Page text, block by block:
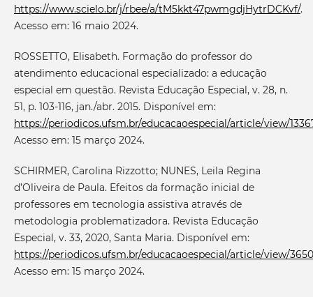
https://www.scielo.br/j/rbee/a/tM5kkt47pwmgdjHytrDCKvf/.
Acesso em: 16 maio 2024.
ROSSETTO, Elisabeth. Formação do professor do
atendimento educacional especializado: a educação
especial em questão. Revista Educação Especial, v. 28, n.
51, p. 103-116, jan./abr. 2015. Disponível em:
https://periodicos.ufsm.br/educacaoespecial/article/view/
Acesso em: 15 março 2024.
SCHIRMER, Carolina Rizzotto; NUNES, Leila Regina
d’Oliveira de Paula. Efeitos da formação inicial de
professores em tecnologia assistiva através de
metodologia problematizadora. Revista Educação
Especial, v. 33, 2020, Santa Maria. Disponível em:
https://periodicos.ufsm.br/educacaoespecial/article/view/
Acesso em: 15 março 2024.